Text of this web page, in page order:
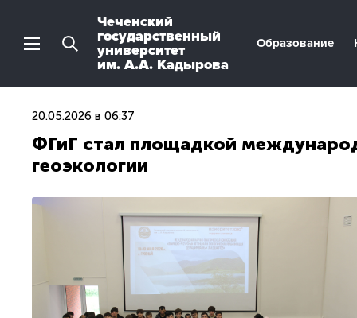
Чеченский
государственный
университет
им. А.А. Кадырова
Образование
20.05.2026 в 06:37
ФГиГ стал площадкой
геоэкологии